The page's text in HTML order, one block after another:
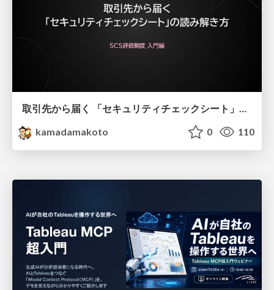
取引先から届く 「セキュリティチェックシート」の読み解き方
kamadamakoto
0 110